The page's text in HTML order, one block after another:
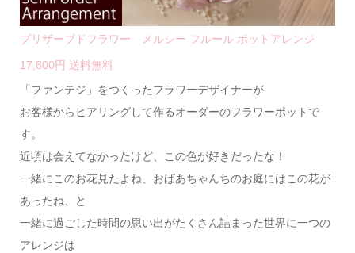
プリザーブドフラワー メルシー フルール ポットアレンジ
17,800円 送料無料
「ファンテジ」をつくったフラワーデザイナーが
お客様からヒアリングして作るオーダーのフラワーポットで
す。
近頃は会えてなかったけど、この色が好きだったな！
一緒にこのお花見たよね、おばあちゃんちのお庭にはこの花が
あったね、と
一緒に過ごした時間の思い出がたくさん詰まった世界に一つの
アレンジは